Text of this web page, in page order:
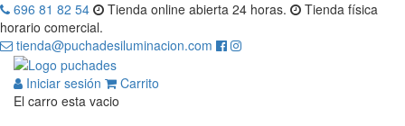
696 81 82 54 Tienda online abierta 24 horas.
Tienda física
horario comercial.
tienda@puchadesiluminacion.com
Iniciar sesión
Carrito
El carro esta vacio